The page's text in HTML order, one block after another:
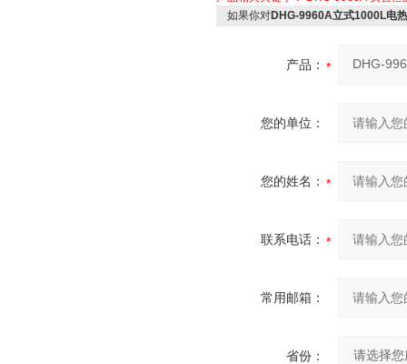
如果你对DHG-9960A立式1000L电
产品：
您的单位：
您的姓名：
联系电话：
常用邮箱：
省份：